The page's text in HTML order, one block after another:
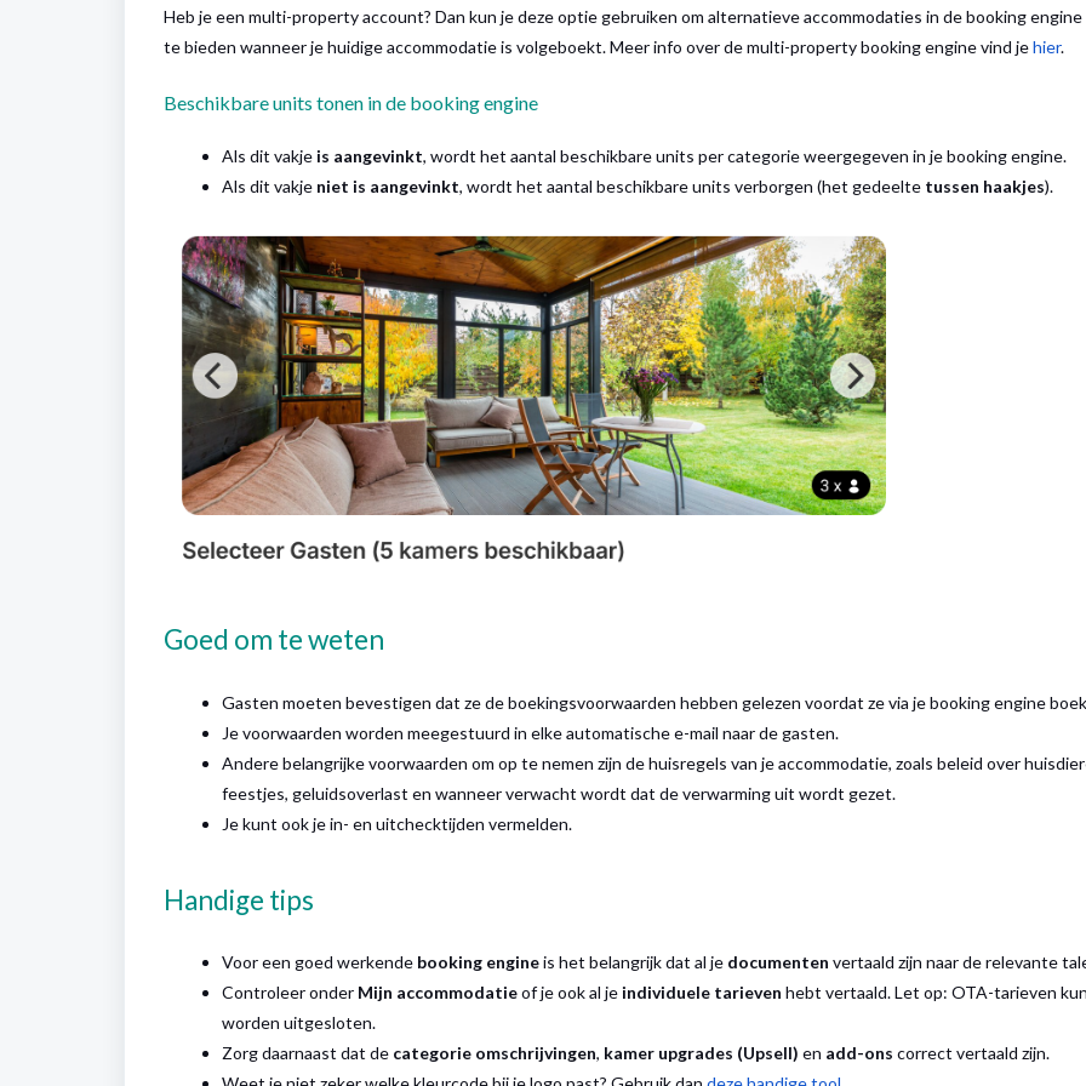
Heb je een multi-property account? Dan kun je deze optie gebruiken om alternatieve accommodaties in de booking engine
te bieden wanneer je huidige accommodatie is volgeboekt. Meer info over de multi-property booking engine vind jehier.
Beschikbare units tonen in de booking engine
Als dit vakje is aangevinkt, wordt het aantal beschikbare units per categorie weergegeven in je booking engine.
Als dit vakje niet is aangevinkt, wordt het aantal beschikbare units verborgen (het gedeelte tussen haakjes).
Goed om te weten
Gasten moeten bevestigen dat ze de boekingsvoorwaarden hebben gelezen voordat ze via je booking engine
Je voorwaarden worden meegestuurd in elke automatische e-mail naar de gasten.
Andere belangrijke voorwaarden om op te nemen zijn de huisregels van je accommodatie, zoals beleid over
feestjes, geluidsoverlast en wanneer verwacht wordt dat de verwarming uit wordt gezet.
Je kunt ook je in- en uitchecktijden vermelden.
Handige tips
Voor een goed werkende booking engineis het belangrijk dat al je documenten vertaald zijn naar de relevante
Controleer onder Mijn accommodatieof je ook al je individuele tarieven hebt vertaald. Let op: OTA-tarieven
worden uitgesloten.
Zorg daarnaast dat de categorie omschrijvingen, kamer upgrades (Upsell) en add-ons correct vertaald zijn.